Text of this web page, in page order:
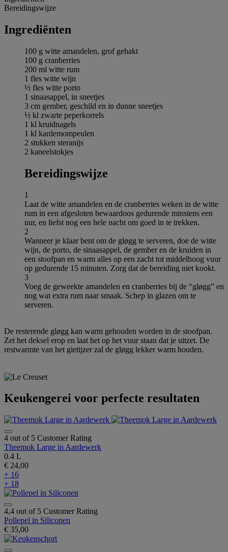
Bereidingswijze
Ingrediёnten
100 g witte amandelen, grof gehakt
100 g cranberries
200 ml witte rum
1 fles witte wijn
½ fles witte porto
1 sinaasappel, in sneetjes
3 cm gember, geschild en in dunne sneetjes
½ kl zwarte peperkorrels
1 kl kruidnagels
1 kl kardemompeulen
2 stukken steranijs
2 kaneelstokjes
Bereidingswijze
1
Laat de witte amandelen en de cranberries weken in de witte
rum in een afgesloten bewaardoos gedurende minstens een
uur, en liefst nog een hele nacht om goed in te trekken.
2
Wanneer je klaar bent om de gløgg te serveren, doe de witte
wijn, de porto, de sinaasappel, de gember en de kruiden in
een stoofpan en warm alles op een zacht tot middelhoog vuur
op gedurende 15 minuten. Zorg dat de bereiding niet kookt.
3
Voeg de geweekte amandelen en cranberries bij de “gløgg” en
nog wat extra rum naar smaak. Schep in glazen om te
serveren.
De resterende gløgg kan warm gehouden worden in de stoofpan.
Zet het deksel erop en laat het op het vuur staan dat je uitzet. De
restwarmte van het gietijzer zal de gløgg lekker warm houden.
Keukengerei voor perfecte resultaten
4 out of 5 Customer Rating
Theemok Large in Aardewerk
0.4 L
€ 24,00
+ 16
+ 18
4,4 out of 5 Customer Rating
Pollepel in Siliconen
€ 35,00